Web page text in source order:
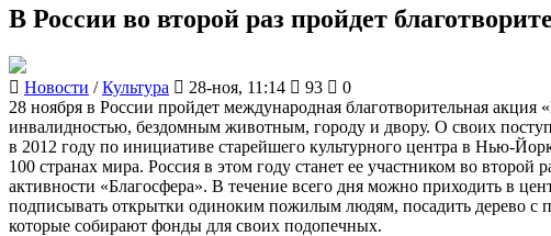
В России во второй раз пройдет
Новости /Культура 28-ноя, 11:14 93 0
28 ноября в России пройдет международная благотворительная
инвалидностью, бездомным животным, городу и двору. О своих
в 2012 году по инициативе старейшего культурного центра в Нью-
100 странах мира. Россия в этом году станет ее участником во
активности «Благосфера». В течение всего дня можно приходить в
подписывать открытки одиноким пожилым людям, посадить дерево с
которые собирают фонды для своих подопечных.